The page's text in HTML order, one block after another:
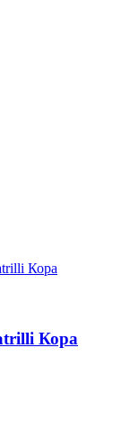
Кора